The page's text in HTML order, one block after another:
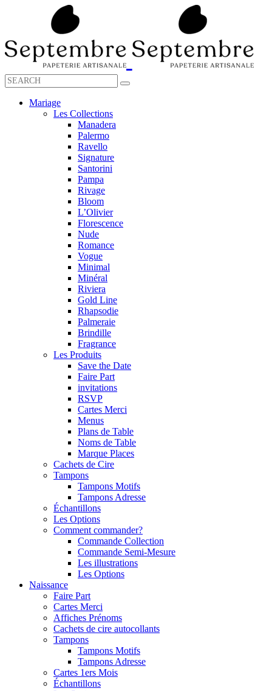
Mariage
Les Collections
Manadera
Palermo
Ravello
Signature
Santorini
Pampa
Rivage
Bloom
L’Olivier
Florescence
Nude
Romance
Vogue
Minimal
Minéral
Riviera
Gold Line
Rhapsodie
Palmeraie
Brindille
Fragrance
Les Produits
Save the Date
Faire Part
invitations
RSVP
Cartes Merci
Menus
Plans de Table
Noms de Table
Marque Places
Cachets de Cire
Tampons
Tampons Motifs
Tampons Adresse
Échantillons
Les Options
Comment commander?
Commande Collection
Commande Semi-Mesure
Les illustrations
Les Options
Naissance
Faire Part
Cartes Merci
Affiches Prénoms
Cachets de cire autocollants
Tampons
Tampons Motifs
Tampons Adresse
Cartes 1ers Mois
Échantillons